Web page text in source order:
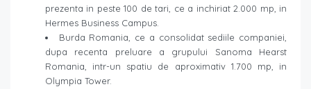
prezenta in peste 100 de tari, ce a inchiriat 2.000 mp, in
Hermes Business Campus.
Burda Romania, ce a consolidat sediile companiei,
dupa recenta preluare a grupului Sanoma Hearst
Romania, intr-un spatiu de aproximativ 1.700 mp, in
Olympia Tower.